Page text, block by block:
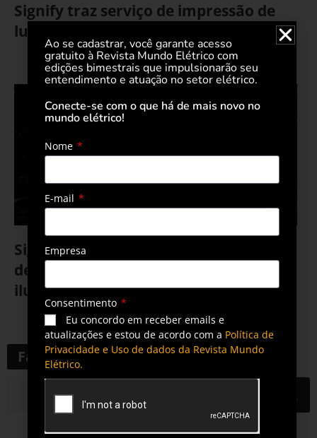
Signify traz serviço de impressão de
luminárias 3D Philips para o Brasil
21 de junho de 2021
Signify anuncia lançamento da linha
de produtos Philips RoadForce para
iluminação pública
17 de março de 2021
Faça uma pesquisa
Ao se cadastrar, você garante acesso
gratuito à Revista Mundo Elétrico com
edições bimestrais que impulsionarão seu
entendimento e atuação no setor elétrico.
Conecte-se com o que há de mais novo no
mundo elétrico!
Nome
E-mail
Empresa
Consentimento
Eu concordo em receber emails e
atualizações e estou de acordo com a Política de
Privacidade e Uso de dados da Revista Mundo
Elétrico.